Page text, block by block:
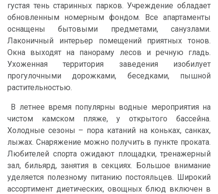
густая тень старинных парков. Учреждение обладает
обновленным номерным фондом. Все апартаменты
оснащены бытовыми предметами, санузлами.
Лаконичный интерьер помещений приятных тонов.
Окна выходят на панораму лесов и речную гладь.
Ухоженная территория заведения изобилует
прогулочными дорожками, беседками, пышной
растительностью.
В летнее время популярны водные мероприятия на
чистом камском пляже, у открытого бассейна.
Холодные сезоны – пора катаний на коньках, санках,
лыжах. Снаряжение можно получить в пункте проката.
Любителей спорта ожидают площадки, тренажерный
зал, бильярд, занятия в секциях. Большое внимание
уделяется полезному питанию постояльцев. Широкий
ассортимент диетических, овощных блюд включен в